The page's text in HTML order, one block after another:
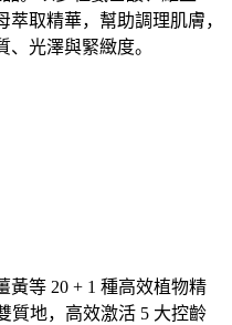
取精華，幫助調理肌膚，
光澤與緊緻度。
黃等 20 + 1 種高效植物精
質地，高效激活 5 大控齡